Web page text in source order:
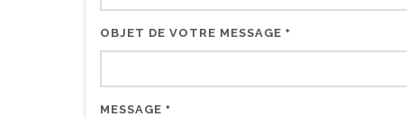
OBJET DE VOTRE MESSAGE *
MESSAGE *